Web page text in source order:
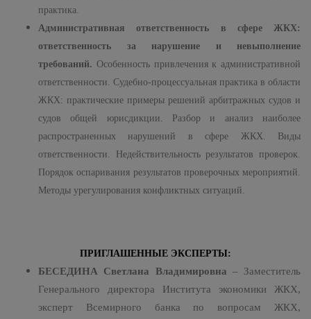
практика.
Административная ответственность в сфере ЖКХ:
ответственность за нарушение и невыполнение
требований. Особенность привлечения к административной
ответственности. Судебно-процессуальная практика в области
ЖКХ: практические примеры решений арбитражных судов и
судов общей юрисдикции. Разбор и анализ наиболее
распространенных нарушений в сфере ЖКХ. Виды
ответственности. Недействительность результатов проверок.
Порядок оспаривания результатов проверочных мероприятий.
Методы урегулирования конфликтных ситуаций.
ПРИГЛАШЕННЫЕ ЭКСПЕРТЫ:
БЕСЕДИНА Светлана Владимировна – Заместитель
Генерального директора Института экономики ЖКХ,
эксперт Всемирного банка по вопросам ЖКХ,